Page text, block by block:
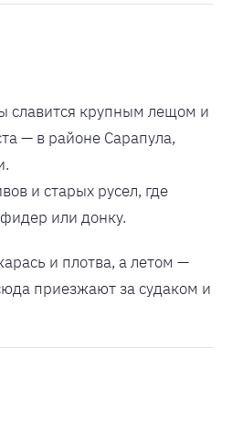
славится крупным лещом и
— в районе Сарапула,
и старых русел, где
или донку.
и плотва, а летом —
приезжают за судаком и